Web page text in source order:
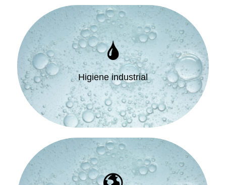
Higiene industrial